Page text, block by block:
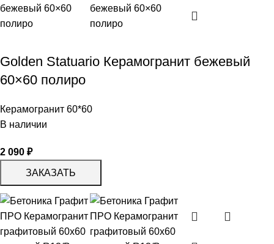
Golden Statuario Керамогранит бежевый
60×60 полиро
Керамогранит 60*60
В наличии
2 090 ₽
ЗАКАЗАТЬ